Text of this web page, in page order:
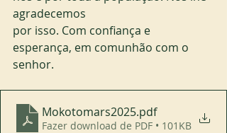
agradecemos
por isso. Com confiança e
esperança, em comunhão com o
senhor.
Mokotomars2025.pdf
Fazer download de PDF • 101KB